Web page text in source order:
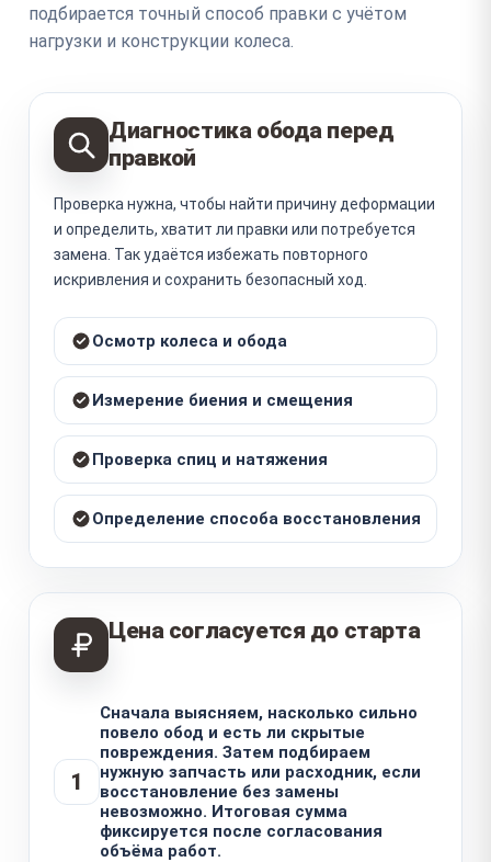
подбирается точный способ правки с учётом
нагрузки и конструкции колеса.
Диагностика обода перед
правкой
Проверка нужна, чтобы найти причину деформации
и определить, хватит ли правки или потребуется
замена. Так удаётся избежать повторного
искривления и сохранить безопасный ход.
Осмотр колеса и обода
Измерение биения и смещения
Проверка спиц и натяжения
Определение способа восстановления
Цена согласуется до старта
1
Сначала выясняем, насколько сильно
повело обод и есть ли скрытые
повреждения. Затем подбираем
нужную запчасть или расходник, если
восстановление без замены
невозможно. Итоговая сумма
фиксируется после согласования
объёма работ.